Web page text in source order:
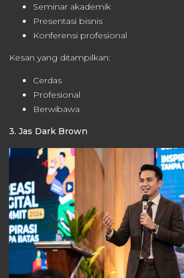
Seminar akademik
Presentasi bisnis
Konferensi profesional
Kesan yang ditampilkan:
Cerdas
Profesional
Berwibawa
3. Jas Dark Brown